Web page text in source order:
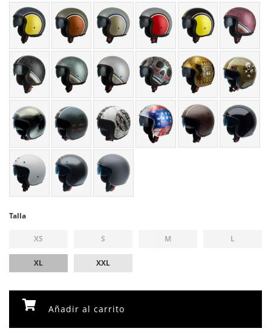
Talla
XS S M L
XL XXL
Añadir al carrito